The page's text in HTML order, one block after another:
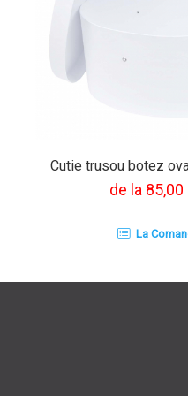
Cutie trusou botez
de la 85,00
La